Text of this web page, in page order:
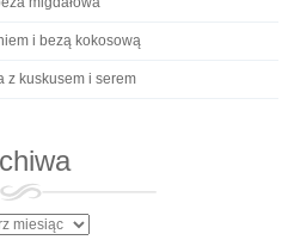
i bezą kokosową
z kuskusem i serem